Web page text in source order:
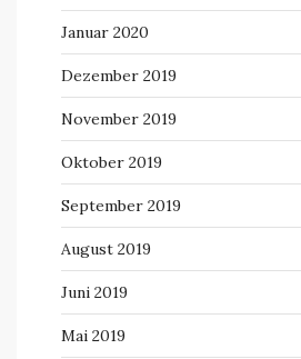
Januar 2020
Dezember 2019
November 2019
Oktober 2019
September 2019
August 2019
Juni 2019
Mai 2019